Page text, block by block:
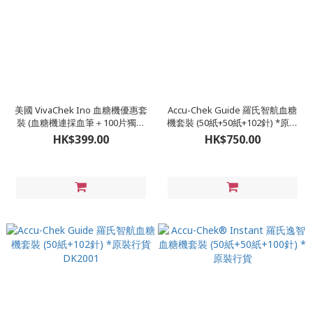
美國 VivaChek Ino 血糖機優惠套
裝 (血糖機連採血筆＋100片獨立
包裝試紙＋100枝採血針) VC-S02
HP2005
HK$399.00
Accu-Chek Guide 羅氏智航血糖
機套裝 (50紙+50紙+102針) *原裝
行貨 DK2001+DK2004
HK$750.00